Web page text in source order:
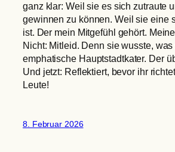
ganz klar: Weil sie es sich zutraute
gewinnen zu können. Weil sie eine
ist. Der mein Mitgefühl gehört.
Nicht: Mitleid. Denn sie wusste,
emphatische Hauptstadtkater. Der
Und jetzt: Reflektiert, bevor ihr
Leute!
8. Februar 2026